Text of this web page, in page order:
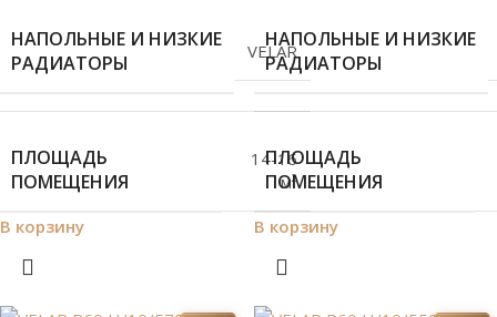
НАПОЛЬНЫЕ И НИЗКИЕ
РАДИАТОРЫ
VELAR
ПЛОЩАДЬ
ПОМЕЩЕНИЯ
14-16
м²
В корзину
НАПОЛЬНЫЕ И НИЗКИЕ
РАДИАТОРЫ
ПЛОЩАДЬ
ПОМЕЩЕНИЯ
В корзину